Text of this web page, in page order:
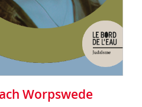
Worpswede